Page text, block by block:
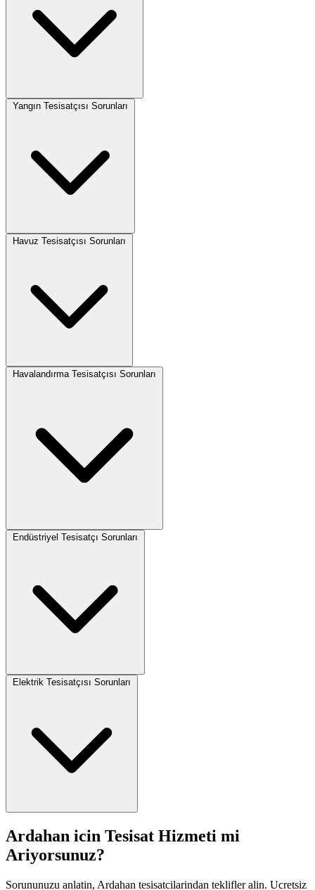
Yangın Tesisatçısı Sorunları
Havuz Tesisatçısı Sorunları
Havalandırma Tesisatçısı Sorunları
Endüstriyel Tesisatçı Sorunları
Elektrik Tesisatçısı Sorunları
Ardahan icin Tesisat Hizmeti mi
Ariyorsunuz?
Sorununuzu anlatin, Ardahan tesisatcilarindan teklifler alin. Ucretsiz